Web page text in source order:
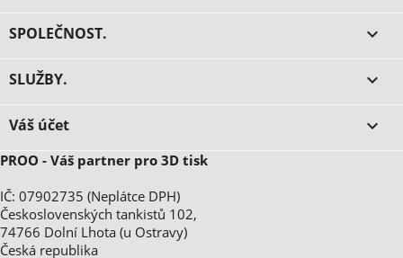
SPOLEČNOST. 
SLUŽBY. 
Váš účet 
PROO - Váš partner pro 3D tisk
IČ: 07902735 (Neplátce DPH)
Československých tankistů 102,
74766 Dolní Lhota (u Ostravy)
Česká republika